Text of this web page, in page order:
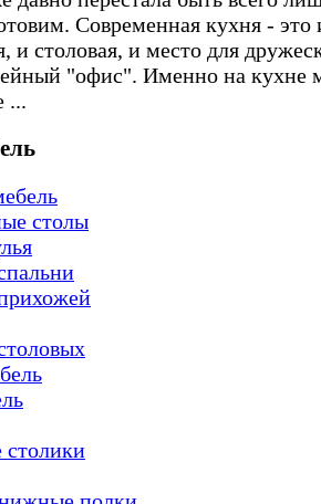
Современная кухня - это
и столовая, и место для
"офис". Именно на кухне
...
столы